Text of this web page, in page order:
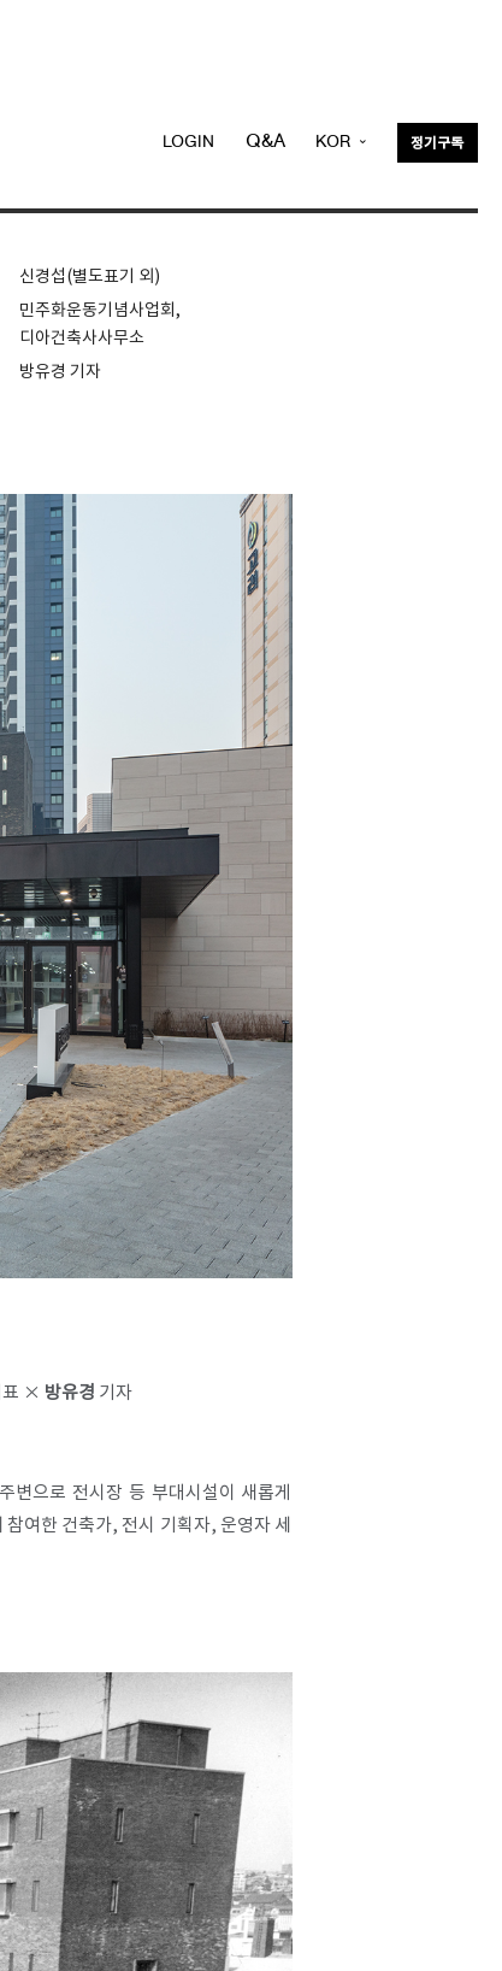
LOGIN Q&A KOR 정기구독
신경섭(별도표기 외)
민주화운동기념사업회,
디아건축사사무소
방유경 기자
표 × 방유경 기자​
변으로 전시장 등 부대시설이 새롭게
여한 건축가, 전시 기획자, 운영자 세